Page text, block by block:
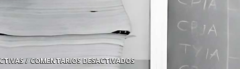
COMENTARIOS DESACTIVADOS